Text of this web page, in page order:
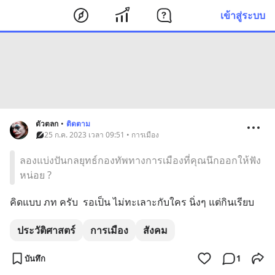
เข้าสู่ระบบ
ตัวตลก • ติดตาม
25 ก.ค. 2023 เวลา 09:51 • การเมือง
ลองแบ่งปันกลยุทธ์กองทัพทางการเมืองที่คุณนึกออกให้ฟัง
หน่อย ?
คิดแบบ ภท ครับ  รอเป็น ไม่ทะเลาะกับใคร นิ่งๆ แต่กินเรียบ
ประวัติศาสตร์ การเมือง สังคม
บันทึก 1